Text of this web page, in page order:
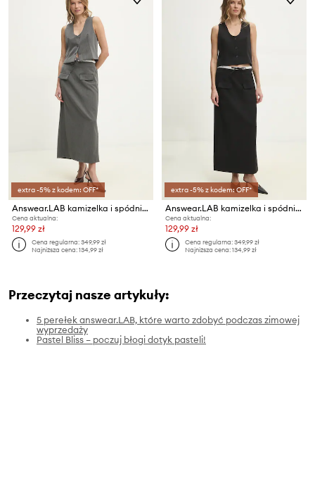
extra -5% z kodem: OFF*
Answear.LAB kamizelka i spódnica
Cena aktualna:
129,99 zł
Cena regularna:349,99 zł
Najniższa cena:134,99 zł
extra -5% z kodem: OFF*
Answear.LAB kamizelka i spódnica
Cena aktualna:
129,99 zł
Cena regularna:349,99 zł
Najniższa cena:134,99 zł
Przeczytaj nasze artykuły:
5 perełek answear.LAB, które warto zdobyć podczas zimowej
wyprzedaży
Pastel Bliss – poczuj błogi dotyk pasteli!